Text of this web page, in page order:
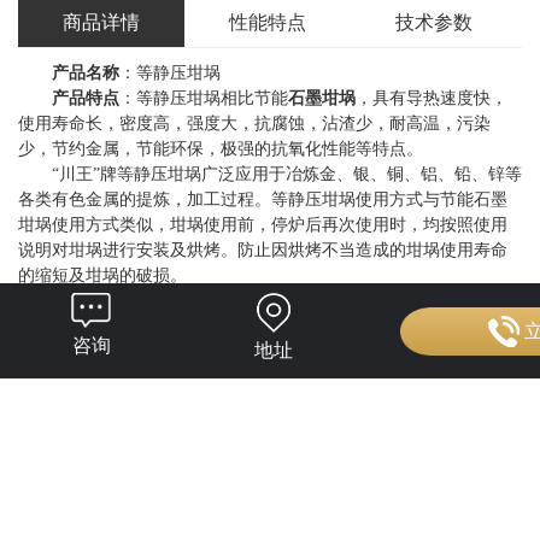
商品详情 性能特点 技术参数
产品名称 ：等静压坩埚
产品特点 ：等静压坩埚相比节能石墨坩埚 ，具有导热速度快，
使用寿命长，密度高，强度大，抗腐蚀，沾渣少，耐高温，污染
少，节约金属，节能环保，极强的抗氧化性能等特点。
“川王”牌等静压坩埚广泛应用于冶炼金、银、铜、铝、铅、锌等
各类有色金属的提炼，加工过程。等静压坩埚使用方式与节能石墨
坩埚使用方式类似，坩埚使用前，停炉后再次使用时，均按照使用
说明对坩埚进行安装及烘烤。防止因烘烤不当造成的坩埚使用寿命
的缩短及坩埚的破损。
等静压石墨坩埚
1、安装前的准备工作
1)检查坩埚炉内壁和炉底是否完好无损。
2)检查炉内是否有残余炉渣，如果有则要及时清除。
咨询 地址